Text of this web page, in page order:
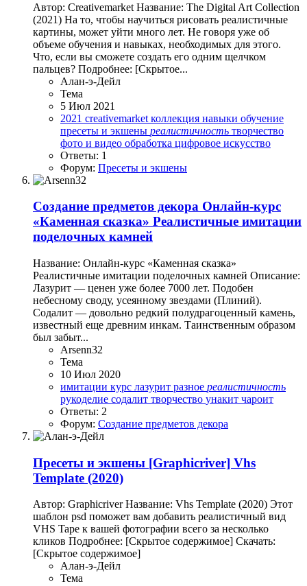
Автор: Creativemarket Название: The Digital Art Collection
(2021) На то, чтобы научиться рисовать реалистичные
картины, может уйти много лет. Не говоря уже об
объеме обучения и навыках, необходимых для этого.
Что, если вы сможете создать его одним щелчком
пальцев? Подробнее: [Скрытое...
Алан-э-Дейл
Тема
5 Июл 2021
2021 creativemarket коллекция навыки обучение
пресеты и экшены реалистичность творчество
фото и видео обработка цифровое искусство
Ответы: 1
Форум: Пресеты и экшены
Создание предметов декора Онлайн-курс
«Каменная сказка» Реалистичные имитации
поделочных камней
Название: Онлайн-курс «Каменная сказка»
Реалистичные имитации поделочных камней Описание:
Лазурит — ценен уже более 7000 лет. Подобен
небесному своду, усеянному звездами (Плиний).
Содалит — довольно редкий полудрагоценный камень,
известный еще древним инкам. Таинственным образом
был забыт...
Arsenn32
Тема
10 Июл 2020
имитации курс лазурит разное реалистичность
рукоделие содалит творчество унакит чароит
Ответы: 2
Форум: Создание предметов декора
Пресеты и экшены [Graphicriver] Vhs
Template (2020)
Автор: Graphicriver Название: Vhs Template (2020) Этот
шаблон psd поможет вам добавить реалистичный вид
VHS Tape к вашей фотографии всего за несколько
кликов Подробнее: [Скрытое содержимое] Скачать:
[Скрытое содержимое]
Алан-э-Дейл
Тема